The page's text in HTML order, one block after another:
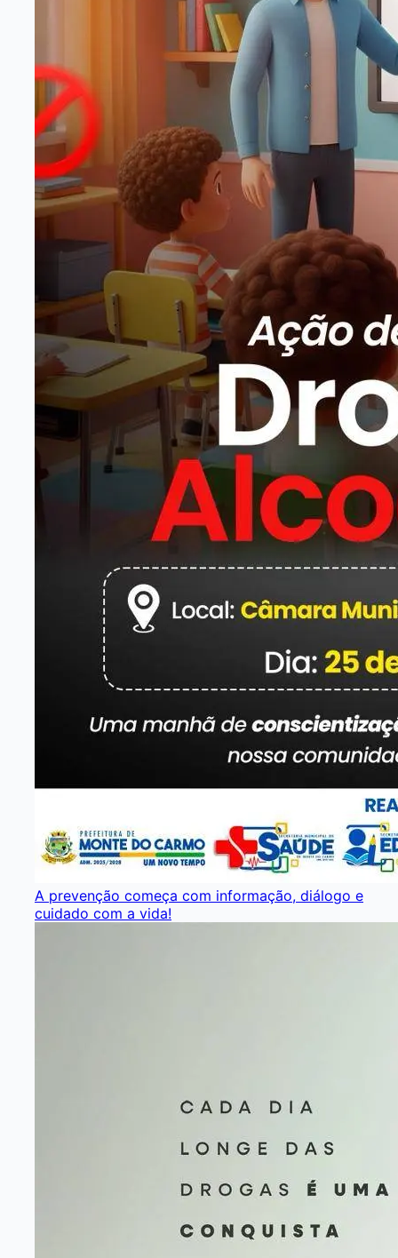
A prevenção começa com informação, diálogo e
cuidado com a vida!